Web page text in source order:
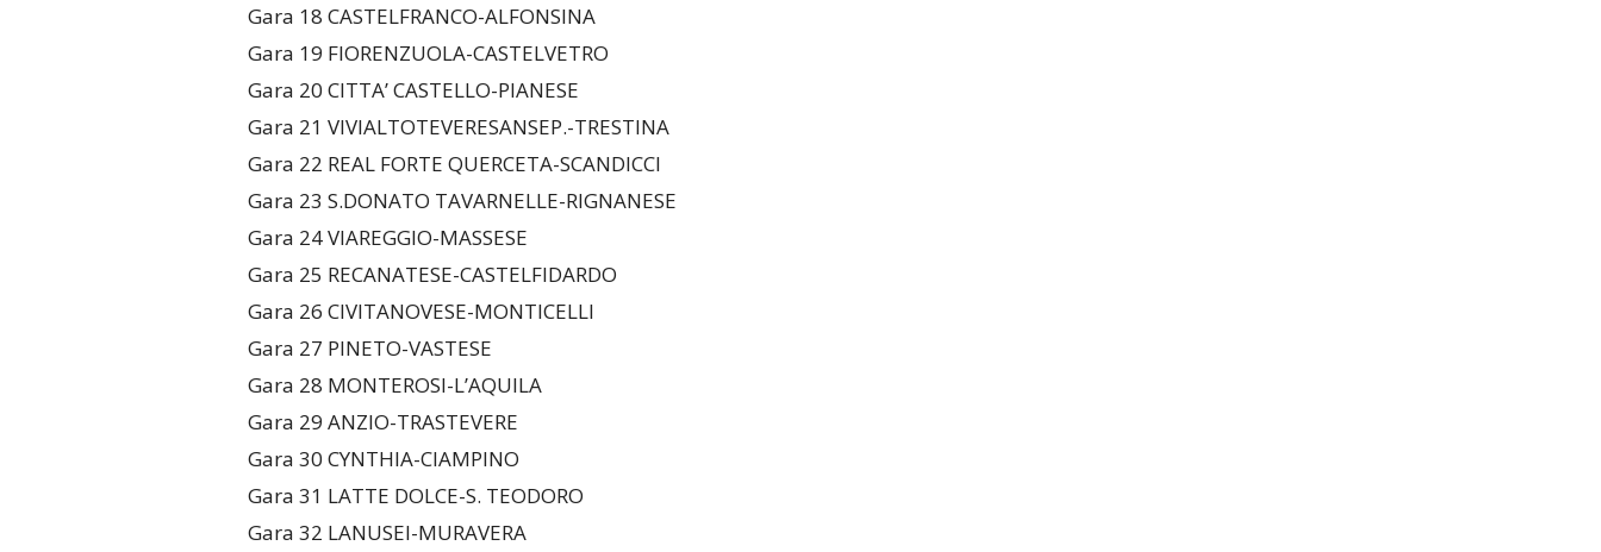
Gara 18 CASTELFRANCO-ALFONSINA
Gara 19 FIORENZUOLA-CASTELVETRO
Gara 20 CITTA’ CASTELLO-PIANESE
Gara 21 VIVIALTOTEVERESANSEP.-TRESTINA
Gara 22 REAL FORTE QUERCETA-SCANDICCI
Gara 23 S.DONATO TAVARNELLE-RIGNANESE
Gara 24 VIAREGGIO-MASSESE
Gara 25 RECANATESE-CASTELFIDARDO
Gara 26 CIVITANOVESE-MONTICELLI
Gara 27 PINETO-VASTESE
Gara 28 MONTEROSI-L’AQUILA
Gara 29 ANZIO-TRASTEVERE
Gara 30 CYNTHIA-CIAMPINO
Gara 31 LATTE DOLCE-S. TEODORO
Gara 32 LANUSEI-MURAVERA